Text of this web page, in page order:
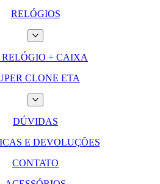
RELÓGIOS
+ CAIXA
CLONE ETA
DÚVIDAS
E DEVOLUÇÕES
CONTATO